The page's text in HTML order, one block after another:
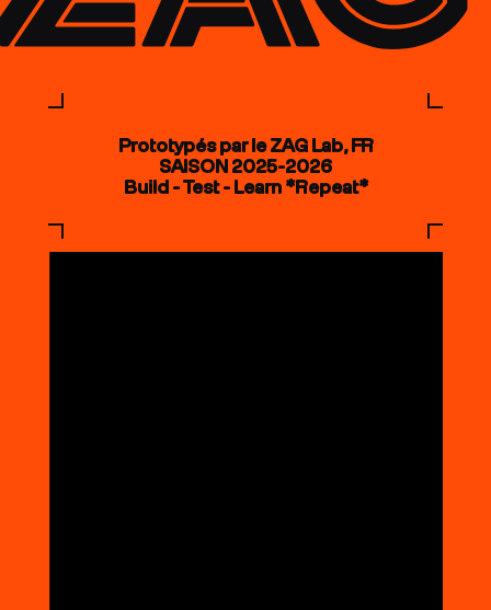
Prototypés par le ZAG Lab, FR
SAISON 2025-2026
Build - Test - Learn *Repeat*